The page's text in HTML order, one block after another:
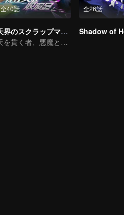
全40話
天界のスクラップマスター
天を貫く者、悪魔と鬼を屠る者。
全26話
Shadow of